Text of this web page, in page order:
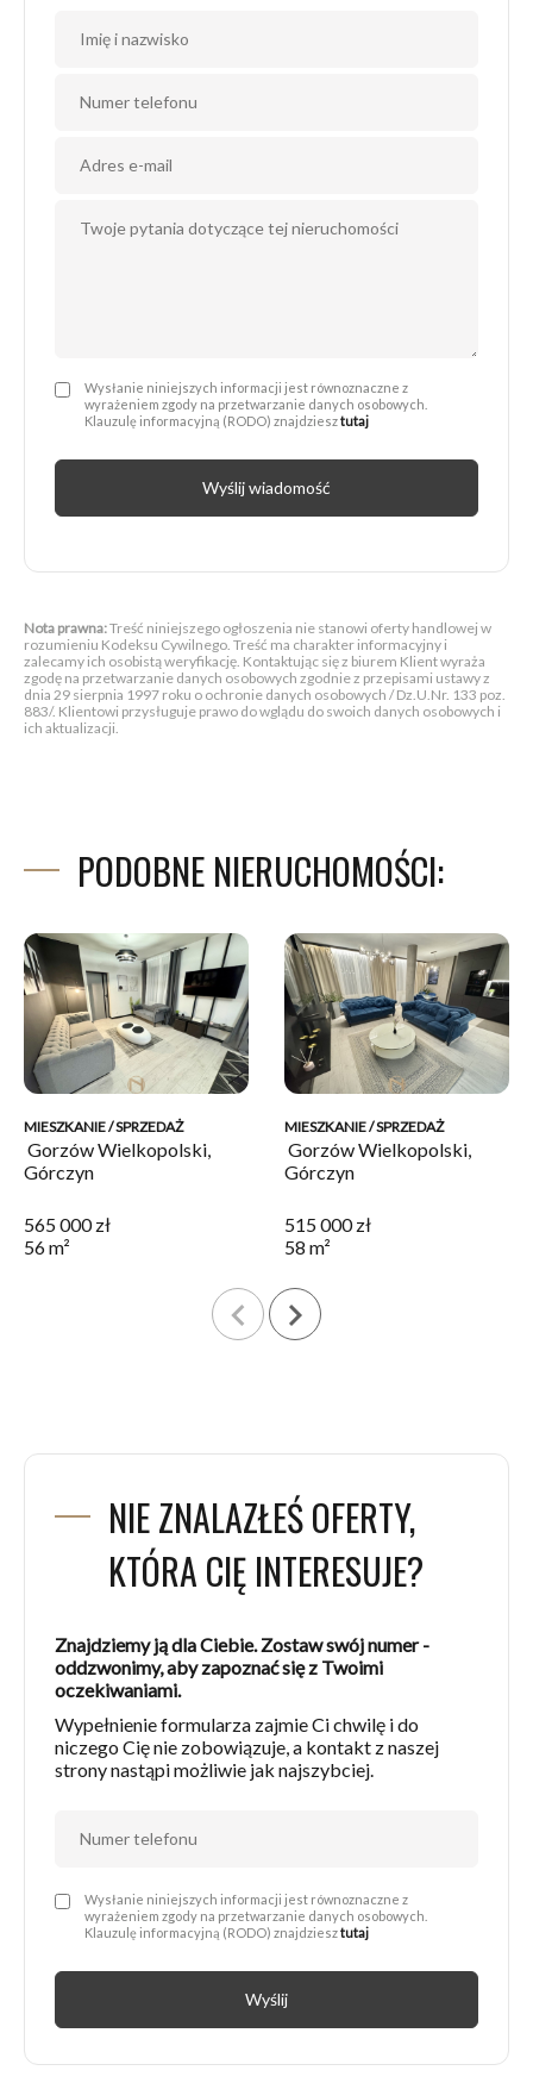
Wysłanie niniejszych informacji jest równoznaczne z
wyrażeniem zgody na przetwarzanie danych osobowych.
Klauzulę informacyjną (RODO) znajdziesztutaj
Wyślij wiadomość
Nota prawna:Treść niniejszego ogłoszenia nie stanowi oferty handlowej w
rozumieniu Kodeksu Cywilnego. Treść ma charakter informacyjny i
zalecamy ich osobistą weryfikację. Kontaktując się z biurem Klient wyraża
zgodę na przetwarzanie danych osobowych zgodnie z przepisami ustawy z
dnia 29 sierpnia 1997 roku o ochronie danych osobowych / Dz.U.Nr. 133 poz.
883/. Klientowi przysługuje prawo do wglądu do swoich danych osobowych i
ich aktualizacji.
PODOBNE NIERUCHOMOŚCI:
MIESZKANIE / SPRZEDAŻ
Gorzów Wielkopolski,
Górczyn
565 000 zł
56 m²
MIESZKANIE / SPRZEDAŻ
Gorzów Wielkopolski,
Górczyn
515 000 zł
58 m²
navigate_before navigate_next
NIE ZNALAZŁEŚ OFERTY,
KTÓRA CIĘ INTERESUJE?
Znajdziemy ją dla Ciebie. Zostaw swój numer -
oddzwonimy, aby zapoznać się z Twoimi
oczekiwaniami.
Wypełnienie formularza zajmie Ci chwilę i do
niczego Cię nie zobowiązuje, a kontakt z naszej
strony nastąpi możliwie jak najszybciej.
Wysłanie niniejszych informacji jest równoznaczne z
wyrażeniem zgody na przetwarzanie danych osobowych.
Klauzulę informacyjną (RODO) znajdziesztutaj
Wyślij